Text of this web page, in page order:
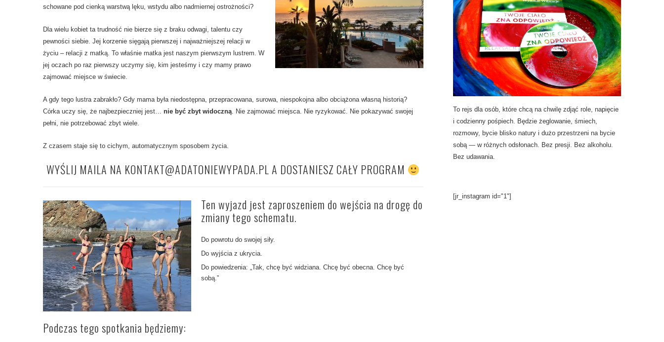
schowane pod cienką warstwą lęku, wstydu albo nadmiernej ostrożności?
Dla wielu kobiet ta trudność nie bierze się z braku odwagi, talentu czy
pewności siebie. Jej korzenie sięgają pierwszej i najważniejszej relacji w
życiu – relacji z matką. To właśnie matka jest naszym pierwszym lustrem. W
jej oczach po raz pierwszy uczymy się, kim jesteśmy i czy mamy prawo
zajmować miejsce w świecie.
A gdy tego lustra zabrakło? Gdy mama była niedostępna, przepracowana, surowa, niespokojna albo obciążona własną historią?
Córka uczy się, że najbezpieczniej jest… nie być zbyt widoczną. Nie zajmować miejsca. Nie ryzykować. Nie pokazywać swojej
pełni, nie potrzebować zbyt wiele.
Z czasem staje się to cichym, automatycznym sposobem życia.
WYŚLIJ MAILA NA KONTAKT@ADATONIEWYPADA.PL A DOSTANIESZ CAŁY PROGRAM
Ten wyjazd jest zaproszeniem do wejścia na drogę do
zmiany tego schematu.
Do powrotu do swojej siły.
Do wyjścia z ukrycia.
Do powiedzenia: „Tak, chcę być widziana. Chcę być obecna. Chcę być
sobą.”
Podczas tego spotkania będziemy:
To rejs dla osób, które chcą na chwilę zdjąć role, napięcie
i codzienny pośpiech. Będzie żeglowanie, śmiech,
rozmowy, bycie blisko natury i dużo przestrzeni na bycie
sobą — w różnych odsłonach. Bez presji. Bez alkoholu.
Bez udawania.
[jr_instagram id="1"]